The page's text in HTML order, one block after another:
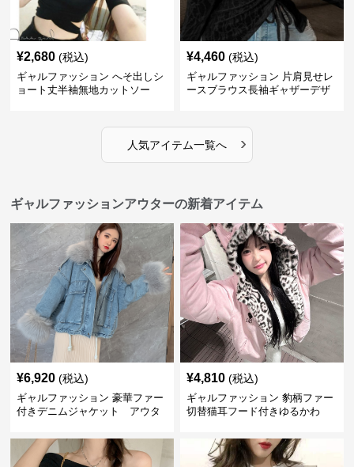
¥2,680 (税込)
ギャルファッション へそ出しシ
ョート丈半袖無地カットソー
¥4,460 (税込)
ギャルファッション 片肩見せレ
ースブラウス長袖ギャザーデザ
人気アイテム一覧へ ›
ギャルファッションアウターの新着アイテム
¥6,920 (税込)
ギャルファッション 豪華ファー
付きデニムジャケット アウタ
¥4,810 (税込)
ギャルファッション 豹柄ファー
切替猫耳フード付きゆるかわ